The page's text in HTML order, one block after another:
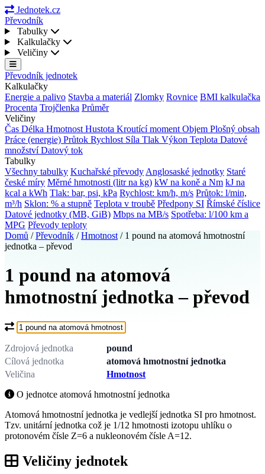
Jednotek.cz
Převodník
Tabulky
Kalkulačky
Veličiny
Převodník jednotek
Kalkulačky
Energie a palivo Stavba a materiál Zlomky Rovnice BMI kalkulačka
Procenta Trojčlenka Průměr
Veličiny
Čas Délka Hmotnost Hustota Kroutící moment Objem Plošný obsah
Práce (energie) Průtok Rychlost Síla Tlak Výkon Teplota Datové
množstvíDatový tok
Tabulky
Všechny tabulky Kuchařské převody Anglosaské jednotky Staré
české míry Měrné hmotnosti (litr na kg) kW na koně a Nm kJ na
kcal a kWh Tlak: bar, psi, kPa Rychlost: km/h, m/s Průtok: l/min,
m³/h Sklon: % a stupně Teplota v troubě Předpony SI Římské číslice
Datové jednotky (MB, GiB) Mbps na MB/s Spotřeba: l/100 km a
MPG Převody teploty
Domů / Převodník / Hmotnost / 1 pound na atomová hmotnostní
jednotka – převod
1 pound na atomová
hmotnostní jednotka – převod
Co chcete převést?
Zdrojová jednotka
pound
Cílová jednotka
atomová hmotnostní jednotka
Veličina
Hmotnost
O jednotce atomová hmotnostní jednotka
Atomová hmotnostní jednotka je vedlejší jednotka SI pro hmotnost.
Tzv. unitární jednotka což je 1/12 hmotnosti izotopu uhlíku o
protonovém čísle Z=6 a nukleonovém čísle A=12.
Veličiny jednotek